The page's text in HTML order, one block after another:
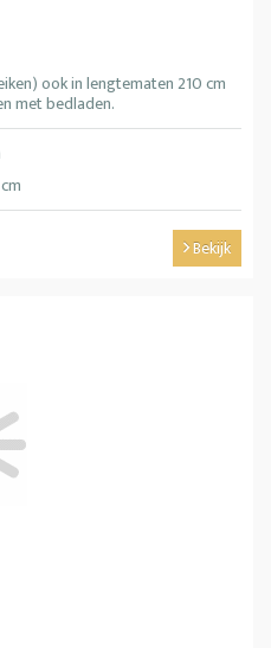
ook in lengtematen 210 cm
met bedladen.
Bekijk